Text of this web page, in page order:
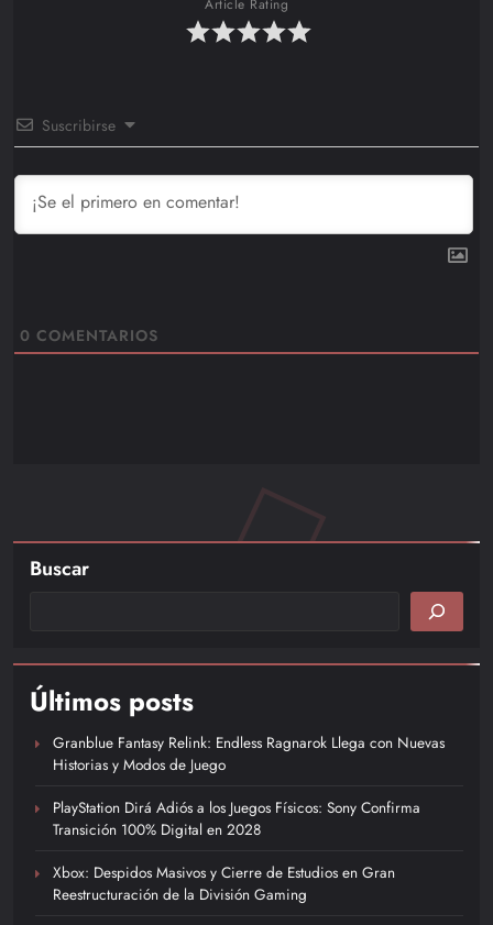
Article Rating
Suscribirse
0 COMENTARIOS
Buscar
Últimos posts
Granblue Fantasy Relink: Endless Ragnarok Llega con Nuevas
Historias y Modos de Juego
PlayStation Dirá Adiós a los Juegos Físicos: Sony Confirma
Transición 100% Digital en 2028
Xbox: Despidos Masivos y Cierre de Estudios en Gran
Reestructuración de la División Gaming